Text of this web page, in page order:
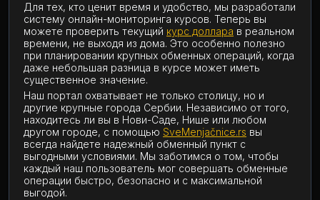
Для тех, кто ценит время и удобство, мы разработали
систему онлайн-мониторинга курсов. Теперь вы
можете проверить текущий курс доллара в реальном
времени, не выходя из дома. Это особенно полезно
при планировании крупных обменных операций, когда
даже небольшая разница в курсе может иметь
существенное значение.
Наш портал охватывает не только столицу, но и
другие крупные города Сербии. Независимо от того,
находитесь ли вы в Нови-Саде, Нише или любом
другом городе, с помощью SveMenjačnice.rs вы
всегда найдете надежный обменный пункт с
выгодными условиями. Мы заботимся о том, чтобы
каждый наш пользователь мог совершать обменные
операции быстро, безопасно и с максимальной
выгодой.